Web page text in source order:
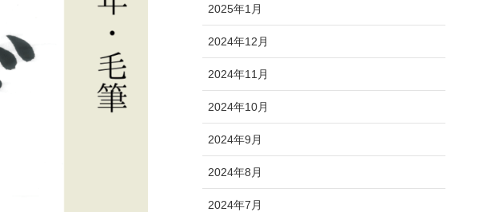
2025年1月
2024年12月
2024年11月
2024年10月
2024年9月
2024年8月
2024年7月